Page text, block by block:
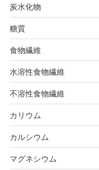
炭水化物
糖質
食物繊維
水溶性食物繊維
不溶性食物繊維
カリウム
カルシウム
マグネシウム